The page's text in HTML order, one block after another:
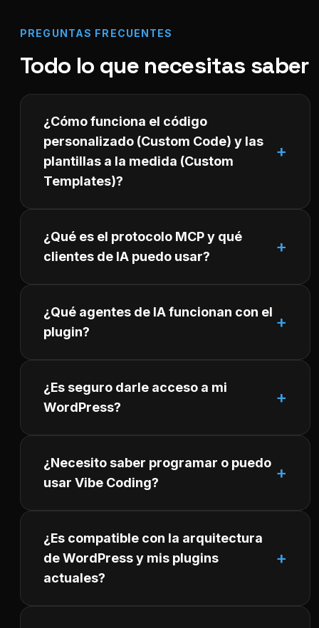
PREGUNTAS FRECUENTES
Todo lo que necesitas saber
¿Cómo funciona el código
personalizado (Custom Code) y las
plantillas a la medida (Custom
Templates)?
¿Qué es el protocolo MCP y qué
clientes de IA puedo usar?
¿Qué agentes de IA funcionan con el
plugin?
¿Es seguro darle acceso a mi
WordPress?
¿Necesito saber programar o puedo
usar Vibe Coding?
¿Es compatible con la arquitectura
de WordPress y mis plugins
actuales?